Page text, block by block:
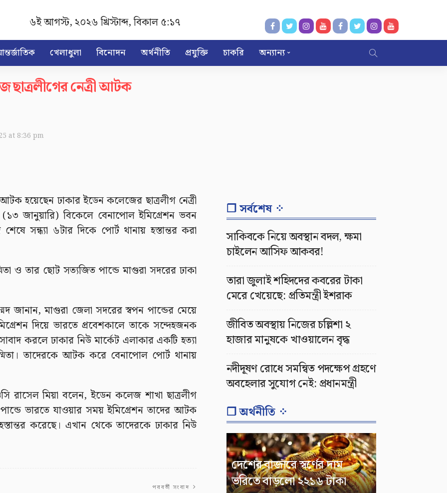
৬ই আগস্ট, ২০২৬ খ্রিস্টাব্দ,বিকাল ৫:১৭
খেলাধুলা বিনোদন অর্থনীতি প্রযুক্তি চাকরি অন্যান্য
নেত্রী আটক
at 8:36 pm
হয়েছেন ঢাকার ইডেন কলেজের ছাত্রলীগ নেত্রী
জানুয়ারি) বিকেলে বেনাপোল ইমিগ্রেশন ভবন
সন্ধ্যা ৬টার দিকে পোর্ট থানায় হস্তান্তর করা
ও তার ছোট সত্যজিত পান্ডে মাগুরা সদরের ঢাকা
জানান, মাগুরা জেলা সদরের স্বপন পান্ডের মেয়ে
দিয়ে ভারতে প্রবেশকালে তাকে সন্দেহজনক
করলে ঢাকার নিউ মার্কেট এলাকার একটি হত্যা
তাদেরকে আটক করে বেনাপোল পোর্ট থানায়
রাসেল মিয়া বলেন, ইডেন কলেজ শাখা ছাত্রলীগ
ভারতে যাওয়ার সময় ইমিগ্রেশন তাদের আটক
করেছে। এখান থেকে তাদেরকে ঢাকার নিউ
পরবর্তী সংবাদ
❐ সর্বশেষ ⁘
সাকিবকে নিয়ে অবস্থান বদল, ক্ষমা
চাইলেন আসিফ আকবর!
তারা জুলাই শহিদদের কবরের টাকা
মেরে খেয়েছে: প্রতিমন্ত্রী ইশরাক
জীবিত অবস্থায় নিজের চল্লিশা ২
হাজার মানুষকে খাওয়ালেন বৃদ্ধ
নদীদূষণ রোধে সমন্বিত পদক্ষেপ গ্রহণে
অবহেলার সুযোগ নেই: প্রধানমন্ত্রী
❐ অর্থনীতি ⁘
দেশের বাজারে স্বর্ণের দাম
ভরিতে বাড়লো ২২১৬ টাকা